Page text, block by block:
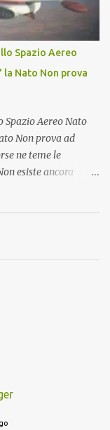
Spazio Aereo
la Nato Non prova
Spazio Aereo Nato
Non prova ad
ne teme le
esiste ancora
per provocare
sane, potrebbe